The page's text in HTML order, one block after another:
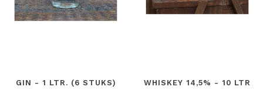
GIN - 1 LTR. (6 STUKS) WHISKEY 14,5% - 10 LTR